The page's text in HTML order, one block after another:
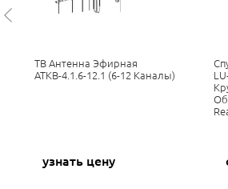
ТВ Антенна Эфирная
АТКВ-4.1.6-12.1 (6-12 Каналы)
узнать цену